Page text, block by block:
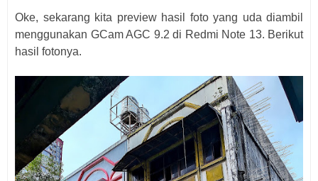
Oke, sekarang kita preview hasil foto yang uda diambil
menggunakan GCam AGC 9.2 di Redmi Note 13. Berikut
hasil fotonya.